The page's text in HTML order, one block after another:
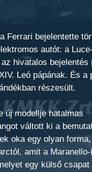
Ferrari bejelentette
autót: a
hivatalos bejelentés
Leó pápának. És a
részesült.
új modellje hatalmas
váltott ki a
oka egy olyan
amit a
egy külső